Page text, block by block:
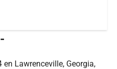
Lawrenceville, Georgia,